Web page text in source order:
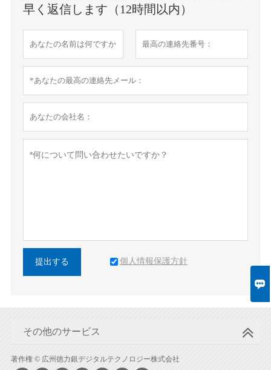

早く返信します（12時間以内）
提出する 個人情報保護方針
その他のサービス
著作権 © 広州徳力銀デジタルテクノロジー株式会社